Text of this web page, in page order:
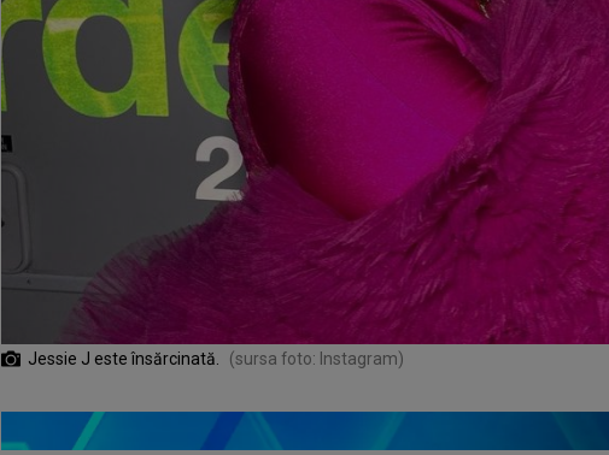
Jessie J este însărcinată. (sursa foto: Instagram)